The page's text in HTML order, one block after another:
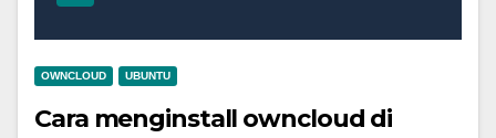
OWNCLOUD UBUNTU
Cara menginstall owncloud di